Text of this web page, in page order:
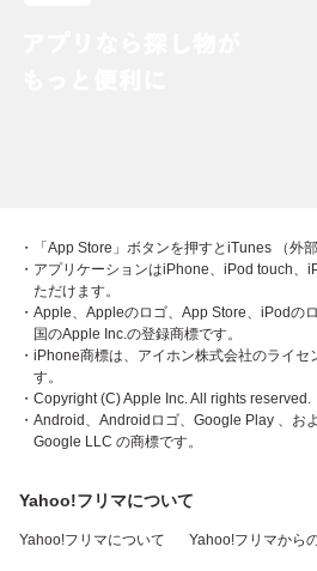
・「App Store」ボタンを押すとiTunes （外
・アプリケーションはiPhone、iPod touch
ただけます。
・Apple、Appleのロゴ、App Store、iPodの
国のApple Inc.の登録商標です。
・iPhone商標は、アイホン株式会社のライセ
す。
・Copyright (C) Apple Inc. All rights reserved.
・Android、Androidロゴ、Google Play 、お
Google LLC の商標です。
Yahoo!フリマについて
Yahoo!フリマについて Yahoo!フリマから